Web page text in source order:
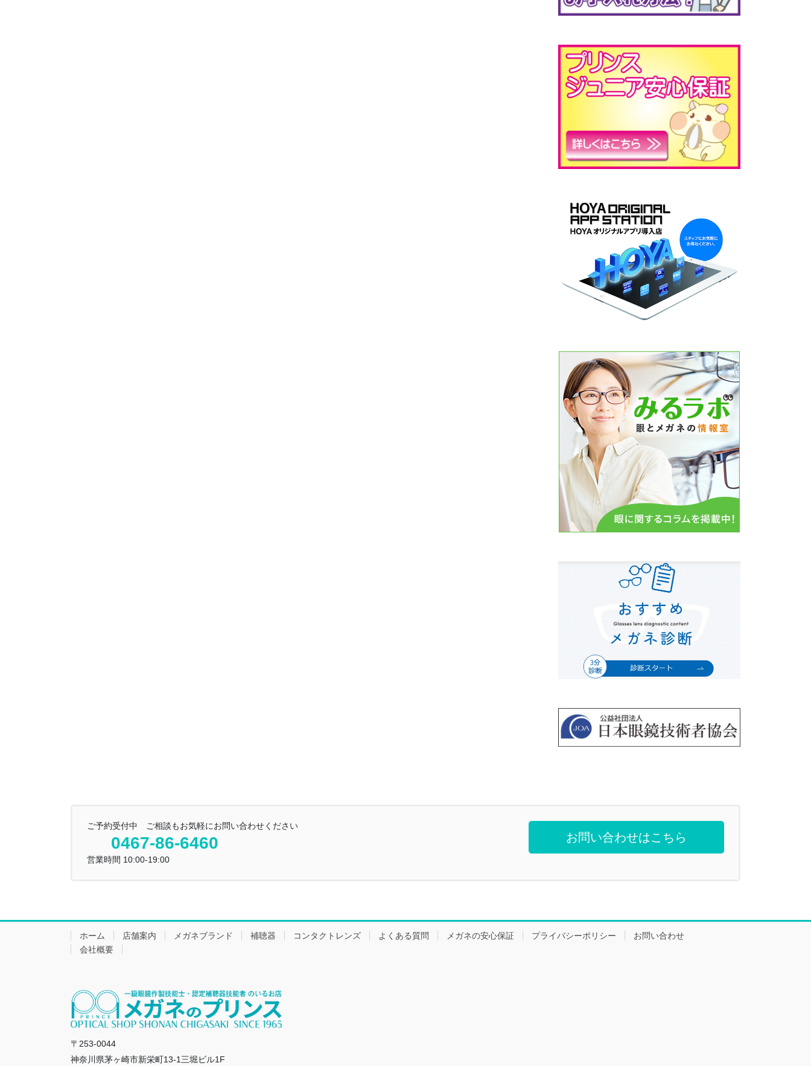
ご予約受付中 ご相談もお気軽にお問い合わせください
0467-86-6460
営業時間 10:00-19:00
お問い合わせはこちら
ホーム 店舗案内 メガネブランド 補聴器 コンタクトレンズ よくある質問 メガネの安心保証 プライバシーポリシー
お問い合わせ
会社概要
〒253-0044
神奈川県茅ヶ崎市新栄町13-1三堀ビル1F